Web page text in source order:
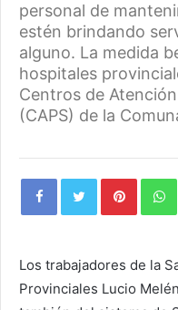
personal de
estén brindando
alguno. La medida
hospitales
Centros de
(CAPS) de la
Los trabajadores de la
Provinciales Lucio